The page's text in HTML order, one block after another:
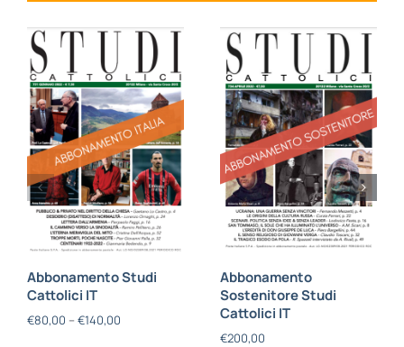
Abbonamento Studi
Cattolici IT
€80,00 – €140,00
Abbonamento
Sostenitore Studi
Cattolici IT
€200,00